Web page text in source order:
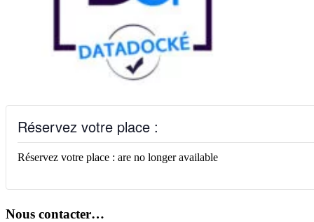
Réservez votre place :
Réservez votre place : are no longer available
Nous contacter…